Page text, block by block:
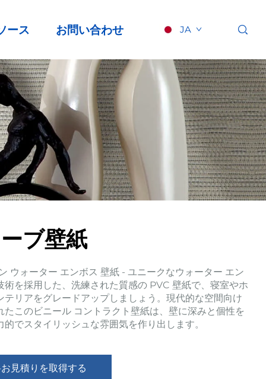
ース お問い合わせ JA
ブ壁紙
ウォーター エンボス 壁紙 - ユニークなウォーター エン
術を採用した、洗練された質感の PVC 壁紙で、寝室やホ
テリアをグレードアップしましょう。現代的な空間向け
たこのビニール コントラクト壁紙は、壁に深みと個性を
的でスタイリッシュな雰囲気を作り出します。
見積りを取得する